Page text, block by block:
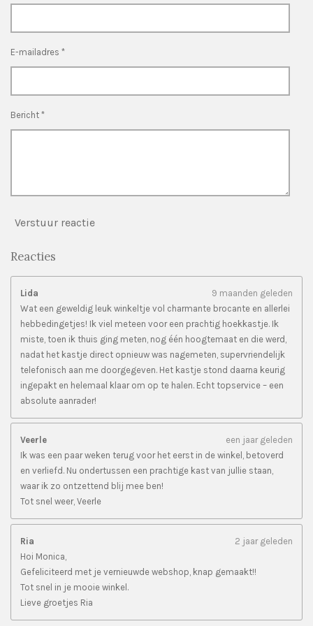
t
r
e
n
r
e
n
r
e
r
e
E-mailadres *
Bericht *
Verstuur reactie
Reacties
Lida
9 maanden geleden
Wat een geweldig leuk winkeltje vol charmante brocante en allerlei
hebbedingetjes! Ik viel meteen voor een prachtig hoekkastje. Ik
miste, toen ik thuis ging meten, nog één hoogtemaat en die werd,
nadat het kastje direct opnieuw was nagemeten, supervriendelijk
telefonisch aan me doorgegeven. Het kastje stond daarna keurig
ingepakt en helemaal klaar om op te halen. Echt topservice – een
absolute aanrader!
Veerle
een jaar geleden
Ik was een paar weken terug voor het eerst in de winkel, betoverd
en verliefd. Nu ondertussen een prachtige kast van jullie staan,
waar ik zo ontzettend blij mee ben!
Tot snel weer, Veerle
Ria
2 jaar geleden
Hoi Monica,
Gefeliciteerd met je vernieuwde webshop, knap gemaakt!!
Tot snel in je mooie winkel.
Lieve groetjes Ria